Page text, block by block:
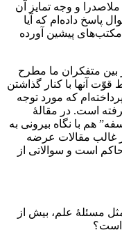
و وجه تمایز آن
پاسخ داده‌ام که آیا
پیشین آورده
بین متفکران ما مطرح
آنها با کنار گذاشتن
که مورد توجه
است. در مقالۀ
هم با نگاه بیرونی به
غالب مقالات عرضه
است و سوالاتی از
مسئلۀ علم، بیش از
است؟